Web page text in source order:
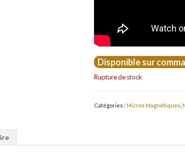
Disponible sur
Rupture de stock
Catégories : Micros Magnétiques